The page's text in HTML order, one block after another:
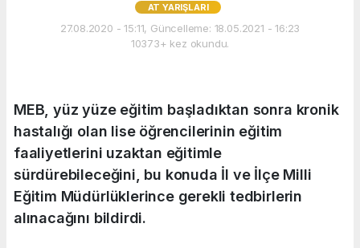
AT YARIŞLARI
27.08.2020 - 15:11, Güncelleme: 18.05.2021 - 16:23
10373+ kez okundu.
MEB, yüz yüze eğitim başladıktan sonra kronik
hastalığı olan lise öğrencilerinin eğitim
faaliyetlerini uzaktan eğitimle
sürdürebileceğini, bu konuda İl ve İlçe Milli
Eğitim Müdürlüklerince gerekli tedbirlerin
alınacağını bildirdi.